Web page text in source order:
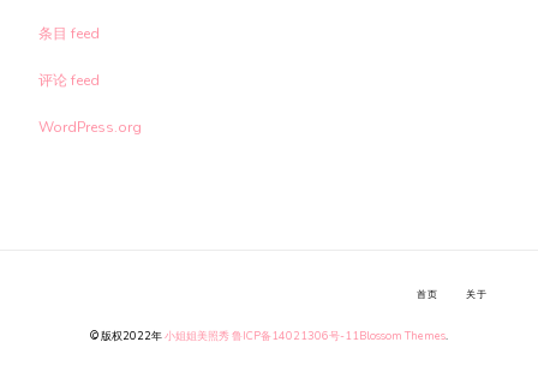
条目 feed
评论 feed
WordPress.org
© 版权2022年小姐姐美照秀鲁ICP备14021306号-11 Blossom Themes.
首页 关于